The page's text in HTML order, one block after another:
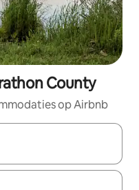
County
op Airbnb
zijn, maak je een keuze